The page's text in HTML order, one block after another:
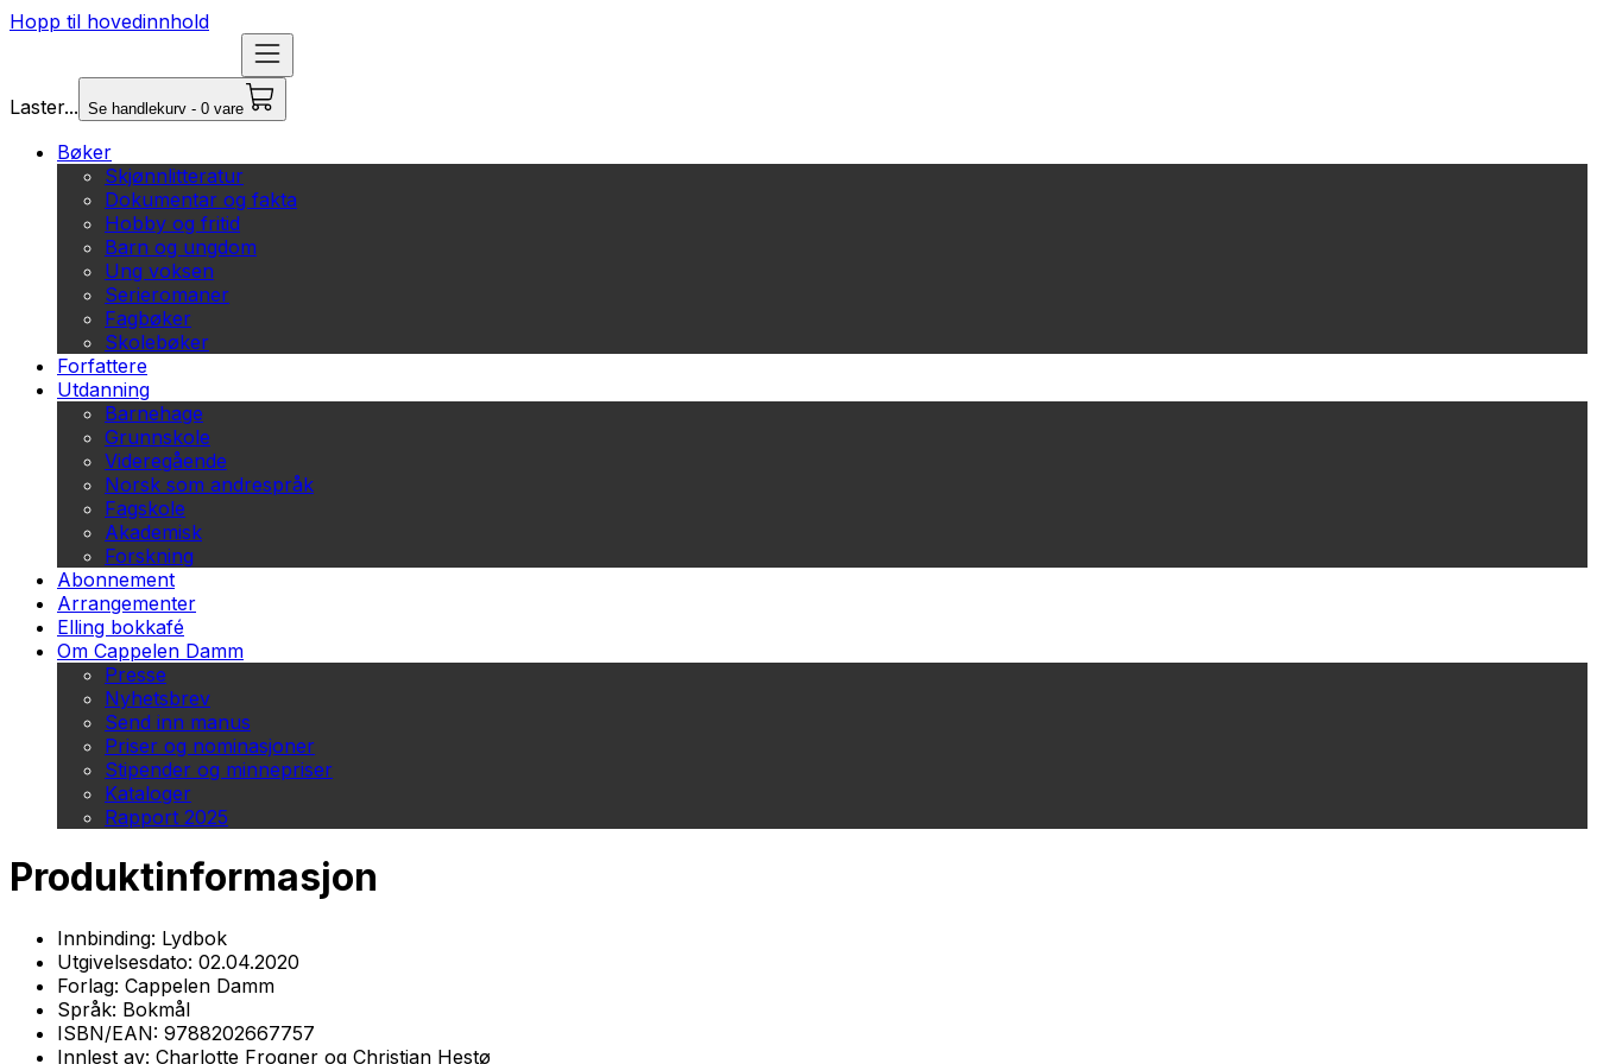
Hopp til hovedinnhold
Laster... Se handlekurv - 0 vare
Bøker
Skjønnlitteratur
Dokumentar og fakta
Hobby og fritid
Barn og ungdom
Ung voksen
Serieromaner
Fagbøker
Skolebøker
Forfattere
Utdanning
Barnehage
Grunnskole
Videregående
Norsk som andrespråk
Fagskole
Akademisk
Forskning
Abonnement
Arrangementer
Elling bokkafé
Om Cappelen Damm
Presse
Nyhetsbrev
Send inn manus
Priser og nominasjoner
Stipender og minnepriser
Kataloger
Rapport 2025
Produktinformasjon
Innbinding: Lydbok
Utgivelsesdato: 02.04.2020
Forlag: Cappelen Damm
Språk: Bokmål
ISBN/EAN: 9788202667757
Innlest av: Charlotte Frogner og Christian Hestø